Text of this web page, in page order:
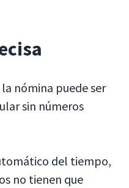
nómina puede ser
sin números
del tiempo,
no tienen que